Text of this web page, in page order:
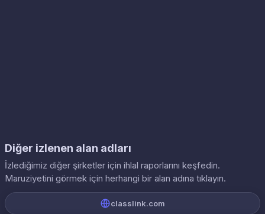
Diğer izlenen alan adları
İzlediğimiz diğer şirketler için ihlal raporlarını keşfedin.
Maruziyetini görmek için herhangi bir alan adına tıklayın.
classlink.com